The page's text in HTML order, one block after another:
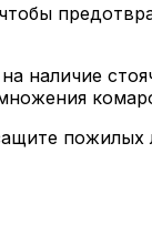
наличие